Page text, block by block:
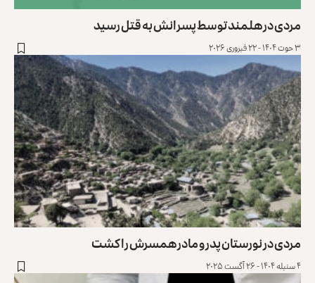
مردی در هلمند توسط پسرانش به قتل رسید
۳ حوت ۱۴۰۴ - ۲۲ فبروری ۲۰۲۶
مردی در نورستان پدر و مادر همسرش را کشت
۴ سنبله ۱۴۰۴ - ۲۶ آگست ۲۰۲۵